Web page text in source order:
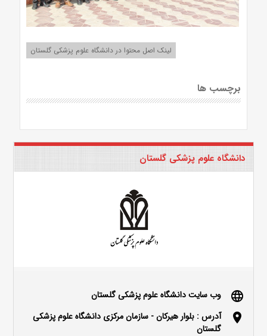
لینک اصل محتوا در دانشگاه علوم پزشکی گلستان
برچسب ها
دانشگاه علوم پزشکی گلستان
language وب سایت دانشگاه علوم پزشکی گلستان
location_on
آدرس : بلوار هیرکان - سازمان مرکزی دانشگاه علوم پزشکی
گلستان